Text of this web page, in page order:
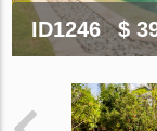
ID1246 $